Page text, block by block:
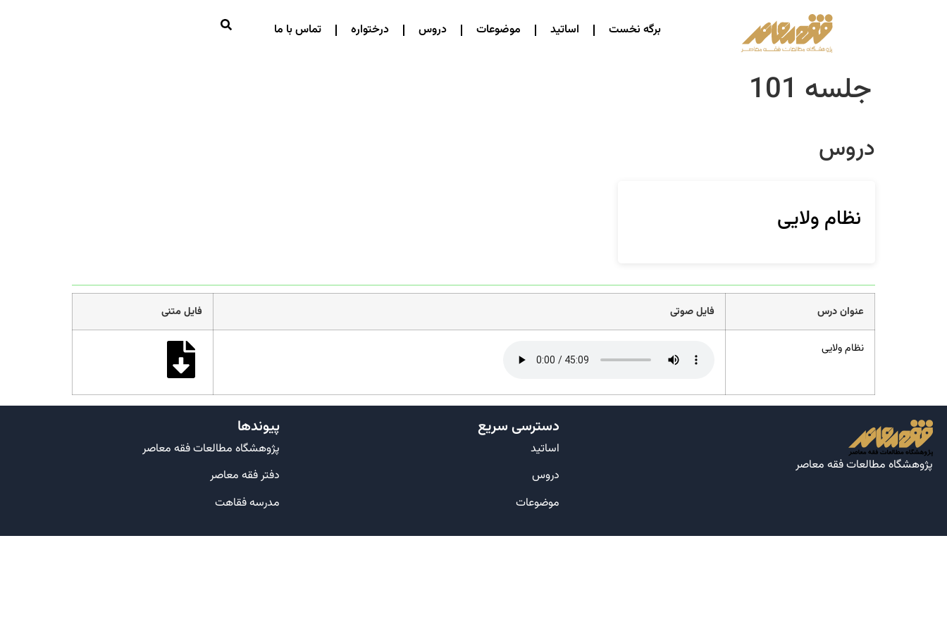
برگه نخست اساتید موضوعات دروس درختواره تماس با ما
جلسه 101
دروس
نظام ولایی
عنوان درس فایل صوتی فایل متنی
نظام ولایی
پژوهشگاه مطالعات فقه معاصر
دسترسی سریع
اساتید
دروس
موضوعات
پیوندها
پژوهشگاه مطالعات فقه معاصر
دفتر فقه معاصر
مدرسه فقاهت